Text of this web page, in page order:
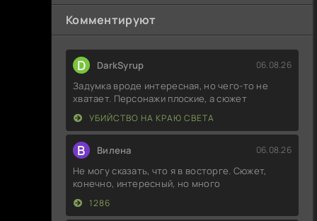
Комментируют
D DarkSyrup 06.08.26
Задумка вроде интересная, но чего-то не
хватает. Персонажи плоские, а сюжет
УБИЙСТВО НА КРАЮ СВЕТА
В Вилена 06.08.26
Не могу сказать, что я в восторге. Сюжет,
конечно, интересный, но много
1286